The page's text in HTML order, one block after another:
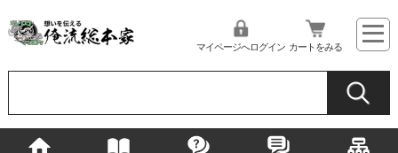
マイページへログイン カートをみる